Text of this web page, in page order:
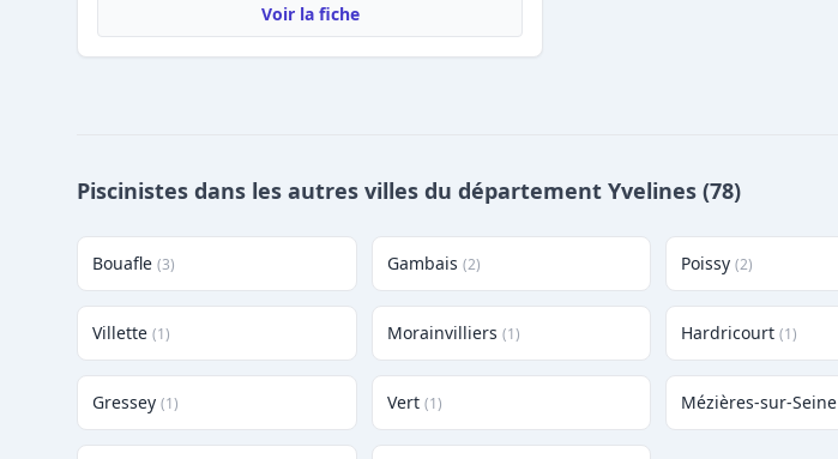
Voir la fiche
Piscinistes dans les autres villes du département Yvelines (78)
Bouafle (3) Gambais (2) Poissy (2)
Villette (1) Morainvilliers (1) Hardricourt (1)
Gressey (1) Vert (1) Mézières-sur-Seine